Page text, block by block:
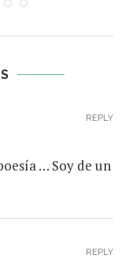
… Soy de un
REPLY
REPLY